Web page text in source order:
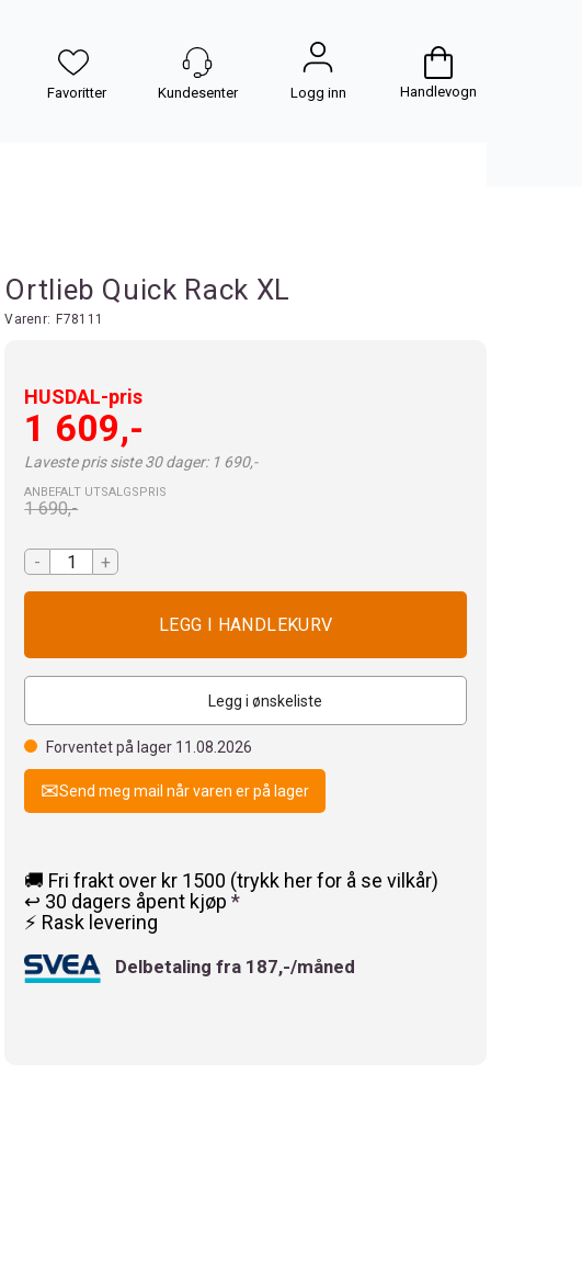
Logg inn Handlevogn
Ortlieb Quick Rack XL
Varenr: F78111
HUSDAL-pris
1 609,-
Laveste pris siste 30 dager: 1 690,-
ANBEFALT UTSALGSPRIS
1 690,-
- +
Legg i ønskeliste
Forventet på lager 11.08.2026
Send meg mail når varen er på lager
🚚 Fri frakt over kr 1500 (trykk her for å se vilkår)
↩️ 30 dagers åpent kjøp*
⚡ Rask levering
Delbetaling fra 187,-/måned